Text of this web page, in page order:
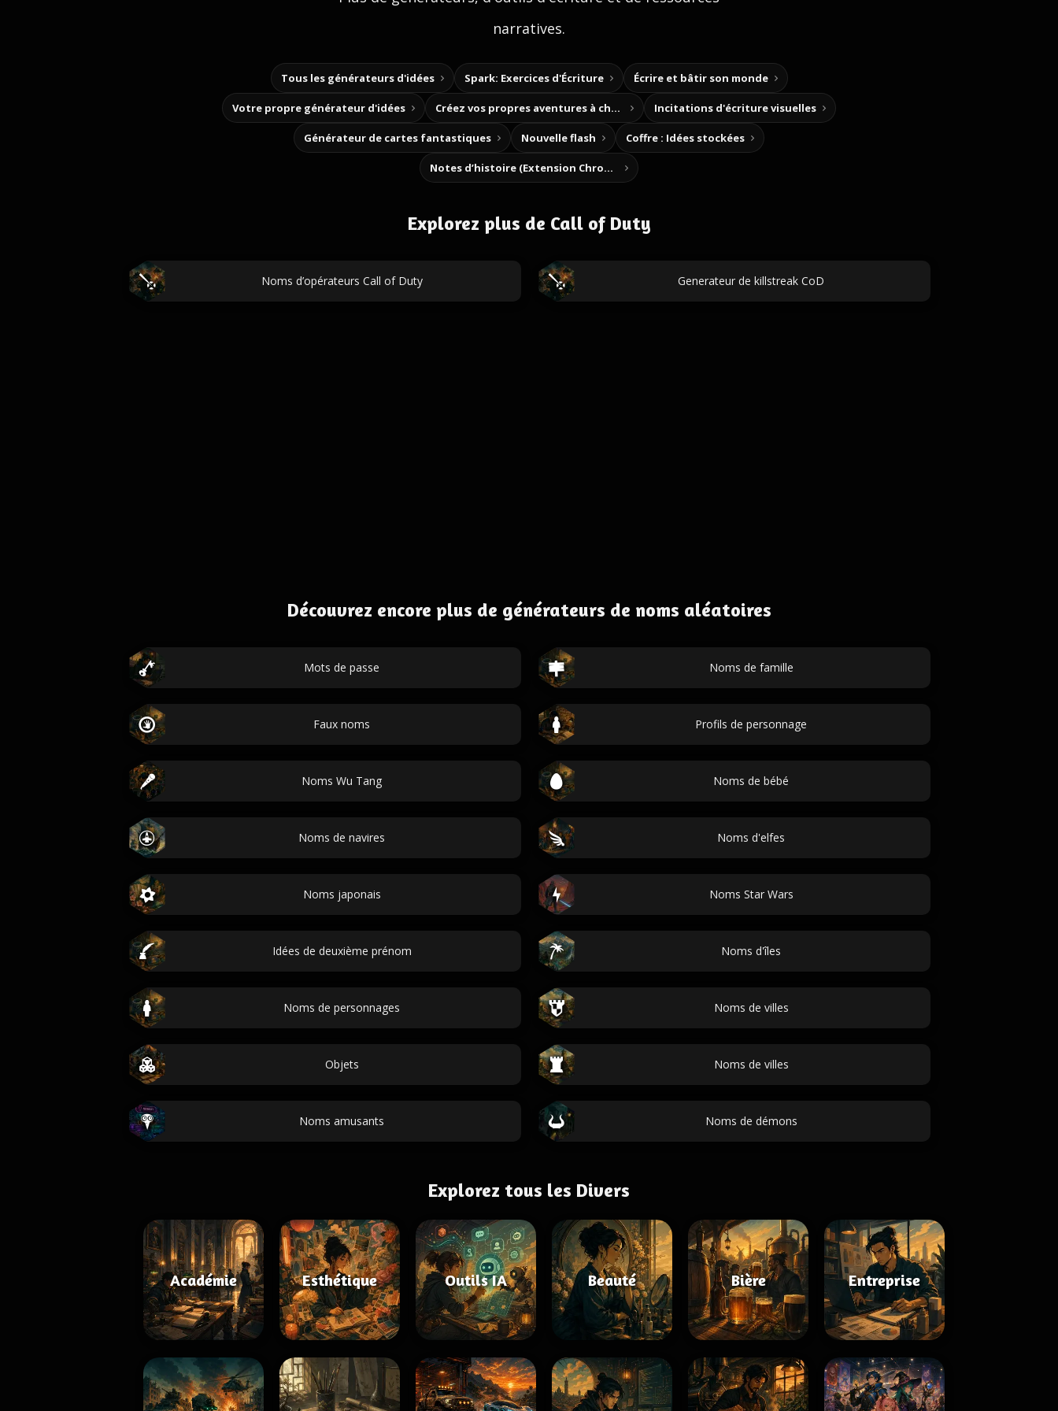
narratives.
Tous les générateurs d'idées Spark: Exercices d'Écriture Écrire et bâtir son monde
Votre propre générateur d'idées Créez vos propres aventures à choix Incitations d'écriture visuelles
Générateur de cartes fantastiques Nouvelle flash Coffre : Idées stockées
Notes d’histoire (Extension Chrome)
Explorez plus de Call of Duty
Noms d’opérateurs Call of Duty Generateur de killstreak CoD
Découvrez encore plus de générateurs de noms aléatoires
Mots de passe Noms de famille
Faux noms Profils de personnage
Noms Wu Tang Noms de bébé
Noms de navires Noms d'elfes
Noms japonais Noms Star Wars
Idées de deuxième prénom Noms d'îles
Noms de personnages Noms de villes
Objets Noms de villes
Noms amusants Noms de démons
Explorez tous les Divers
Académie Esthétique Outils IA Beauté Bière Entreprise